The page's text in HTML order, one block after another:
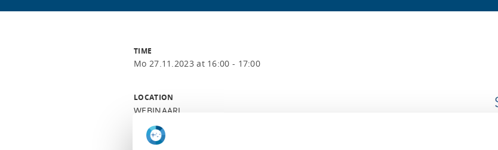
TIME
Mo 27.11.2023 at 16:00 - 17:00
LOCATION
WEBINAARI
LOCALITY